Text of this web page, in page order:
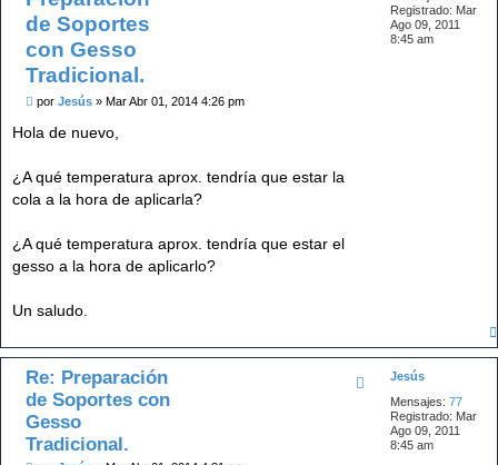
Registrado: Mar
Ago 09, 2011
8:45 am
de Soportes
con Gesso
Tradicional.
M
n
e
porJesús »Mar Abr 01, 2014 4:26 pm
Hola de nuevo,
¿A qué temperatura aprox. tendría que estar la
cola a la hora de aplicarla?
¿A qué temperatura aprox. tendría que estar el
gesso a la hora de aplicarlo?
Un saludo.
Jesús
Mensajes: 77
Registrado: Mar
Ago 09, 2011
8:45 am
Re: Preparación
de Soportes con
Gesso
Tradicional.